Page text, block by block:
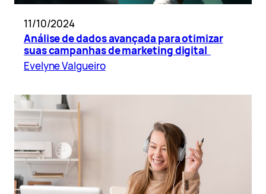
11/10/2024
Análise de dados avançada para otimizar
suas campanhas de marketing digital
Evelyne Valgueiro